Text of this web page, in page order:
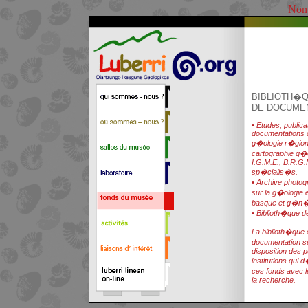
DE
• Etudes,
documentations
g�ologie
cartographie
I.G.M.E.,
sp�cialis�s.
• Archive
sur la g�ologie
basque et
• Biblioth�que
La biblioth�que
documentation
disposition des
institutions qui
ces fonds avec
la recherche.